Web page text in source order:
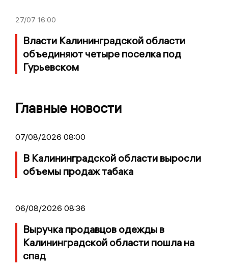
27/07 16:00
Власти Калининградской области
объединяют четыре поселка под
Гурьевском
Главные новости
07/08/2026 08:00
В Калининградской области выросли
объемы продаж табака
06/08/2026 08:36
Выручка продавцов одежды в
Калининградской области пошла на
спад